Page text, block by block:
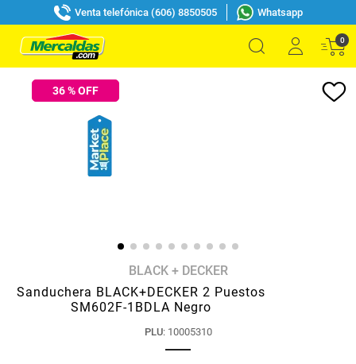
Venta telefónica (606) 8850505 Whatsapp
0
36% OFF
BLACK + DECKER
Sanduchera BLACK+DECKER 2 Puestos
SM602F-1BDLA Negro
PLU: 10005310